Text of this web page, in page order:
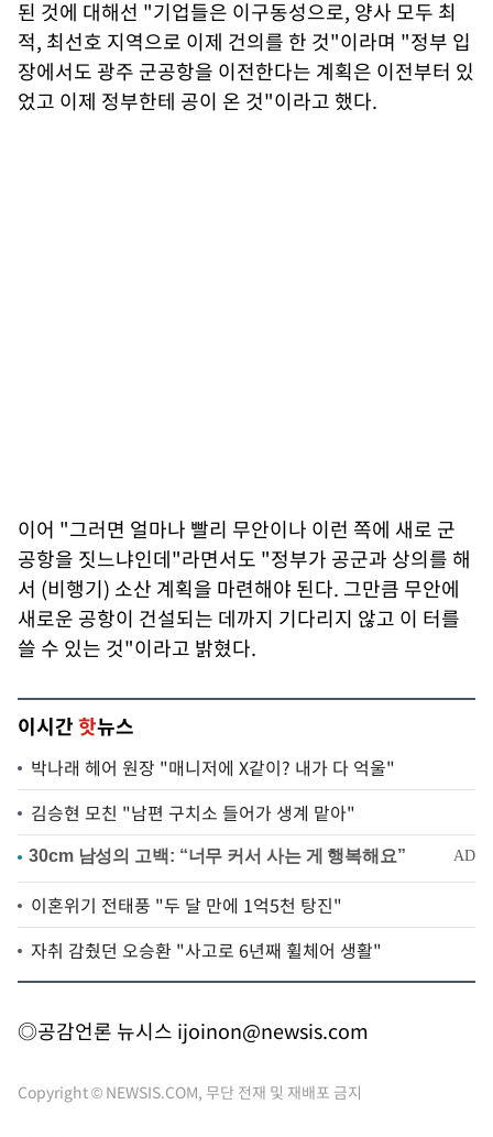
된 것에 대해선 "기업들은 이구동성으로, 양사 모두 최
적, 최선호 지역으로 이제 건의를 한 것"이라며 "정부 입
장에서도 광주 군공항을 이전한다는 계획은 이전부터 있
었고 이제 정부한테 공이 온 것"이라고 했다.
이어 "그러면 얼마나 빨리 무안이나 이런 쪽에 새로 군
공항을 짓느냐인데"라면서도 "정부가 공군과 상의를 해
서 (비행기) 소산 계획을 마련해야 된다. 그만큼 무안에
새로운 공항이 건설되는 데까지 기다리지 않고 이 터를
쓸 수 있는 것"이라고 밝혔다.
이시간핫뉴스
박나래 헤어 원장 "매니저에 X같이? 내가 다 억울"
김승현 모친 "남편 구치소 들어가 생계 맡아"
이혼위기 전태풍 "두 달 만에 1억5천 탕진"
자취 감췄던 오승환 "사고로 6년째 휠체어 생활"
◎공감언론 뉴시스 ijoinon@newsis.com
Copyright © NEWSIS.COM, 무단 전재 및 재배포 금지